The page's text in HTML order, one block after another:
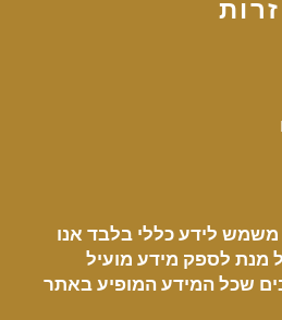
לידע כללי בלבד אנו
מנת לספק מידע מועיל
שכל המידע המופיע באתר